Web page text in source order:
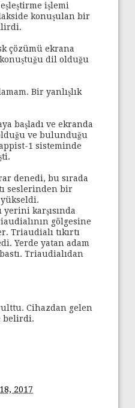
işlemi
konuşulan bir
çözümü ekrana
dil olduğu
Bir yanlışlık
başladı ve ekranda
ve bulunduğu
1 sisteminde
denedi, bu sırada
seslerinden bir
yükseldi.
yerini karşısında
gölgesine
Triaudialı tıkırtı
Yerde yatan adam
Triaudialıdan
Cihazdan gelen
belirdi.
2017